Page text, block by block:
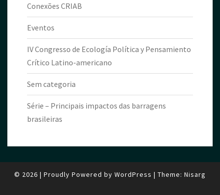
Conexões CRIAB
Eventos
IV Congresso de Ecología Política y Pensamiento
Crítico Latino-americano
Sem categoria
Série – Principais impactos das barragens
brasileiras
© 2026 | Proudly Powered by WordPress | Theme: Nisarg